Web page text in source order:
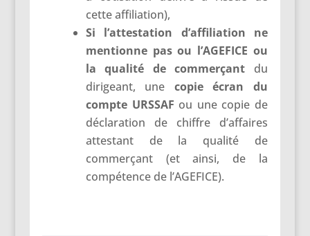
cette affiliation),
Si l’attestation d’affiliation ne
mentionne pas ou l’AGEFICE ou
la qualité de commerçant du
dirigeant, une copie écran du
compte URSSAF ou une copie de
déclaration de chiffre d’affaires
attestant de la qualité de
commerçant (et ainsi, de la
compétence de l’AGEFICE).